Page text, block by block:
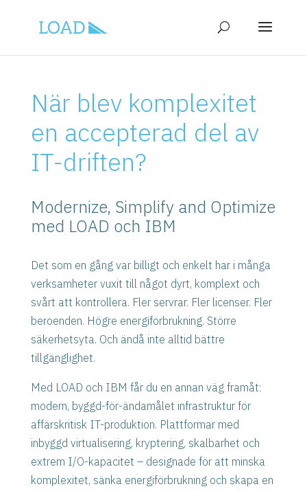
När blev komplexitet
en accepterad del av
IT-driften?
Modernize, Simplify and Optimize
med LOAD och IBM
Det som en gång var billigt och enkelt har i många
verksamheter vuxit till något dyrt, komplext och
svårt att kontrollera. Fler servrar. Fler licenser. Fler
beroenden. Högre energiförbrukning. Större
säkerhetsyta. Och ändå inte alltid bättre
tillgänglighet.
Med LOAD och IBM får du en annan väg framåt:
modern, byggd-för-ändamålet infrastruktur för
affärskritisk IT-produktion. Plattformar med
inbyggd virtualisering, kryptering, skalbarhet och
extrem I/O-kapacitet – designade för att minska
komplexitet, sänka energiförbrukning och skapa en